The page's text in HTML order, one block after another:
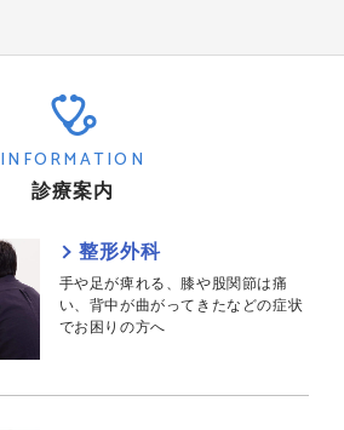
INFORMATION
診療案内
整形外科
手や足が痺れる、膝や股関節は痛
い、背中が曲がってきたなどの症状
でお困りの方へ